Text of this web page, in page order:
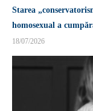
Starea
homosexual a
18/07/2026